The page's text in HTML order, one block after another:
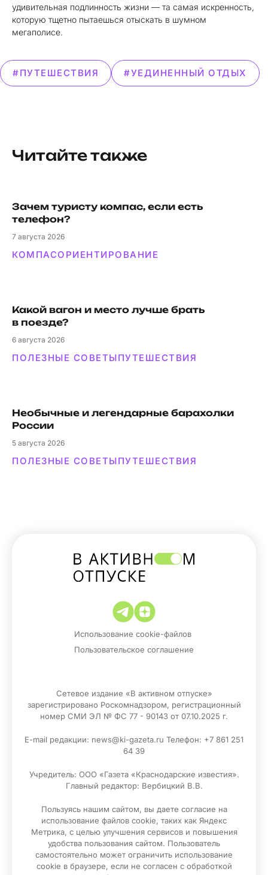
удивительная подлинность жизни — та самая искренность,
которую тщетно пытаешься отыскать в шумном
мегаполисе.
#ПУТЕШЕСТВИЯ #УЕДИНЕННЫЙ ОТДЫХ
Читайте также
Зачем туристу компас, если есть
телефон?
7 августа 2026
КОМПАСОРИЕНТИРОВАНИЕ
Какой вагон и мес­то луч­ше брать
в поезде?
6 августа 2026
ПОЛЕЗНЫЕ СОВЕТЫПУТЕШЕСТВИЯ
Необычные и легендарные барахолки
России
5 августа 2026
ПОЛЕЗНЫЕ СОВЕТЫПУТЕШЕСТВИЯ
Использование cookie-файлов
Пользовательское соглашение
Сетевое издание «В активном отпуске»
зарегистрировано Роскомнадзором, регистрационный
номер СМИ ЭЛ № ФС 77 - 90143 от 07.10.2025 г.
E-mail редакции: news@ki-gazeta.ru Телефон: +7 861 251
64 39
Учредитель: ООО «Газета «Краснодарские известия».
Главный редактор: Вербицкий В.В.
Пользуясь нашим сайтом, вы даете согласие на
использование файлов сооkіе, таких как Яндекс
Метрика, с целью улучшения сервисов и повышения
удобства пользования сайтом. Пользователь
самостоятельно может ограничить использование
сооkіе в браузере, если не согласен с обработкой